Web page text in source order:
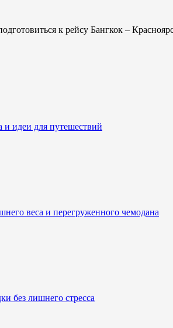
к рейсу Бангкок –
и идеи для путешествий
веса и перегруженного чемодана
без лишнего стресса